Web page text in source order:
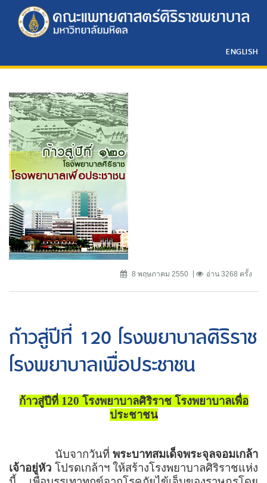
ENGLISH
8 พฤษภาคม 2550 อ่าน 3268 ครั้ง
ก้าวสู่ปีที่ 120 โรงพยาบาลศิริราช
โรงพยาบาลเพื่อประชาชน
ก้าวสู่ปีที่ 120 โรงพยาบาลศิริราช โรงพยาบาลเพื่อ
ประชาชน
นับจากวันที่ พระบาทสมเด็จพระจุลจอมเกล้า
เจ้าอยู่หัว โปรดเกล้าฯ ให้สร้างโรงพยาบาลศิริราชแห่ง